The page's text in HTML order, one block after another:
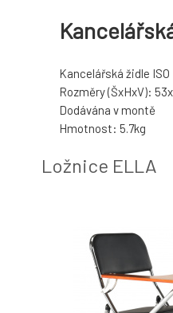
Kancelářská židle
Rozměry (ŠxHxV):
Dodávána v montě
Hmotnost: 5.7kg
Ložnice ELLA